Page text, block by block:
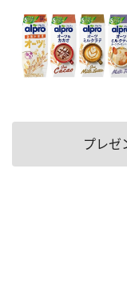
プレゼ